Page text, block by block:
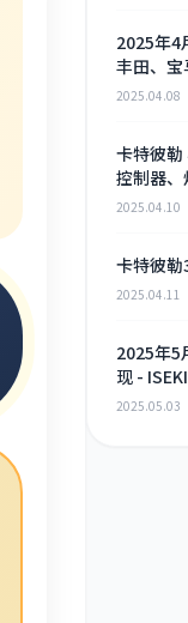
2025年4
丰田、
2025.04.08
卡特彼勒
控制器
2025年4
2025.04.10
卡特彼
2025.04.11
2025年5
现 -
工程机械
2025.05.03